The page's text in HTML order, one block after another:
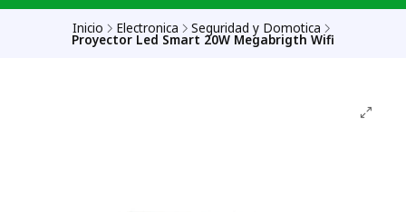
Inicio Electronica Seguridad y Domotica
Proyector Led Smart 20W Megabrigth Wifi